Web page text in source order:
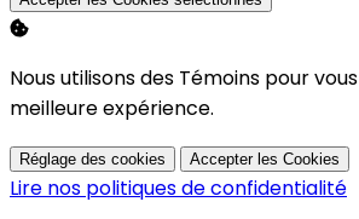
Nous utilisons des Témoins pour
meilleure expérience.
Réglage des cookies Accepter les Cookies
Lire nos politiques de confidentialité